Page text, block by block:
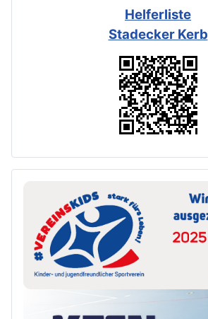
Helferliste
Stadecker Kerb